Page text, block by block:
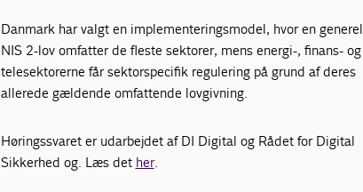
Danmark har valgt en implementeringsmodel, hvor en generel
NIS 2-lov omfatter de fleste sektorer, mens energi-, finans- og
telesektorerne får sektorspecifik regulering på grund af deres
allerede gældende omfattende lovgivning.
Høringssvaret er udarbejdet af DI Digital og Rådet for Digital
Sikkerhed og. Læs det her.